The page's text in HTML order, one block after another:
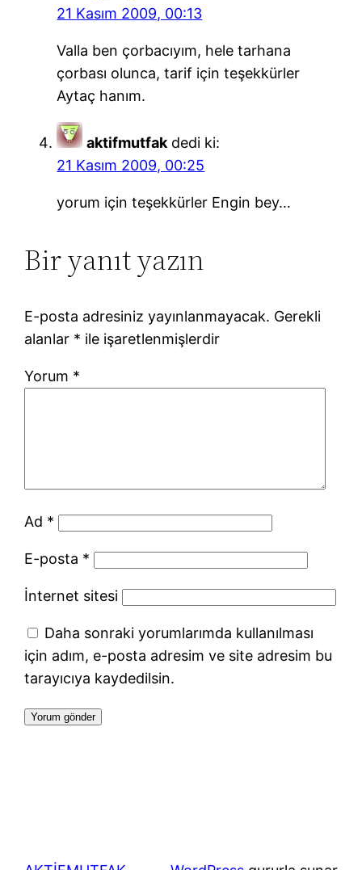
21 Kasım 2009, 00:13
Valla ben çorbacıyım, hele tarhana
çorbası olunca, tarif için teşekkürler
Aytaç hanım.
aktifmutfak dedi ki:
21 Kasım 2009, 00:25
yorum için teşekkürler Engin bey…
Bir yanıt yazın
E-posta adresiniz yayınlanmayacak. Gerekli
alanlar * ile işaretlenmişlerdir
Yorum *
Ad *
E-posta *
İnternet sitesi
Daha sonraki yorumlarımda kullanılması
için adım, e-posta adresim ve site adresim bu
tarayıcıya kaydedilsin.